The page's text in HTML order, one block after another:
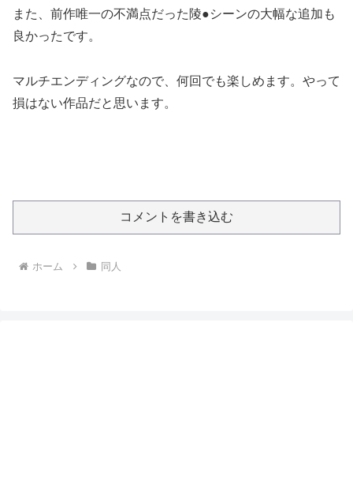
また、前作唯一の不満点だった陵●シーンの大幅な追加も
良かったです。
マルチエンディングなので、何回でも楽しめます。やって
損はない作品だと思います。
コメントを書き込む
ホーム 同人